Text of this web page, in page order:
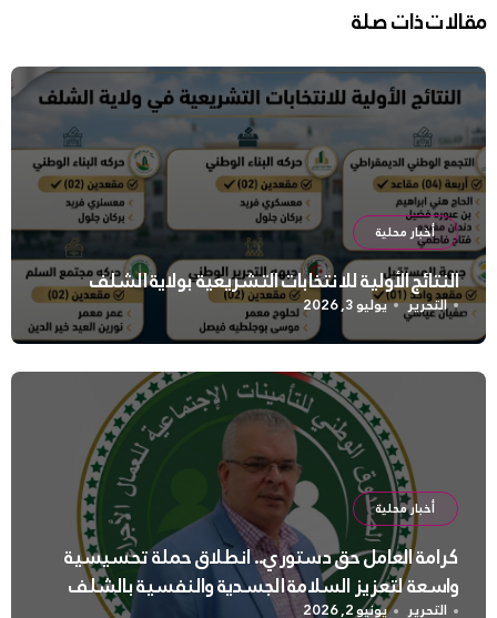
مقالات ذات صلة
أخبار محلية
النتائج الأولية للانتخابات التشريعية بولاية الشلف
التحرير يوليو 3, 2026
أخبار محلية
كرامة العامل حق دستوري.. انطلاق حملة تحسيسية
واسعة لتعزيز السلامة الجسدية والنفسية بالشلف
التحرير يونيو 2, 2026